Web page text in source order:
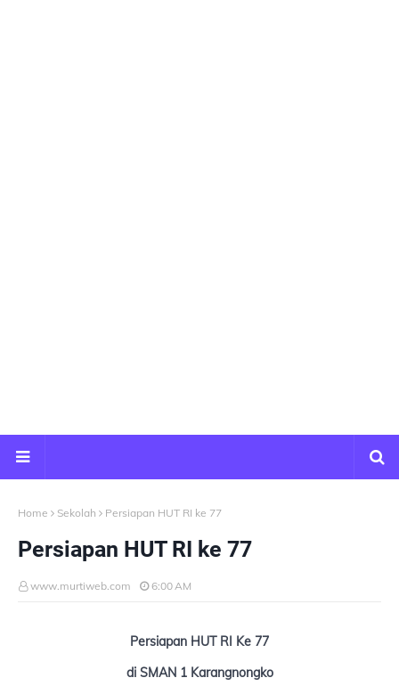
Home Sekolah Persiapan HUT RI ke 77
Persiapan HUT RI ke 77
www.murtiweb.com 6:00 AM
Persiapan HUT RI Ke 77
di SMAN 1 Karangnongko